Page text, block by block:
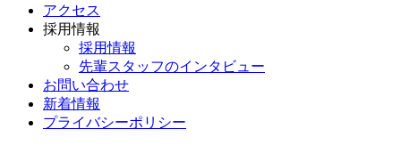
アクセス
採用情報
採用情報
先輩スタッフのインタビュー
お問い合わせ
新着情報
プライバシーポリシー